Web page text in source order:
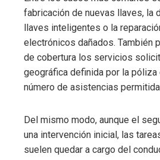
fabricación de nuevas llaves, la
llaves inteligentes o la
electrónicos dañados. También
de cobertura los servicios
geográfica definida por la
número de asistencias
Del mismo modo, aunque el
una intervención inicial, las
suelen quedar a cargo del